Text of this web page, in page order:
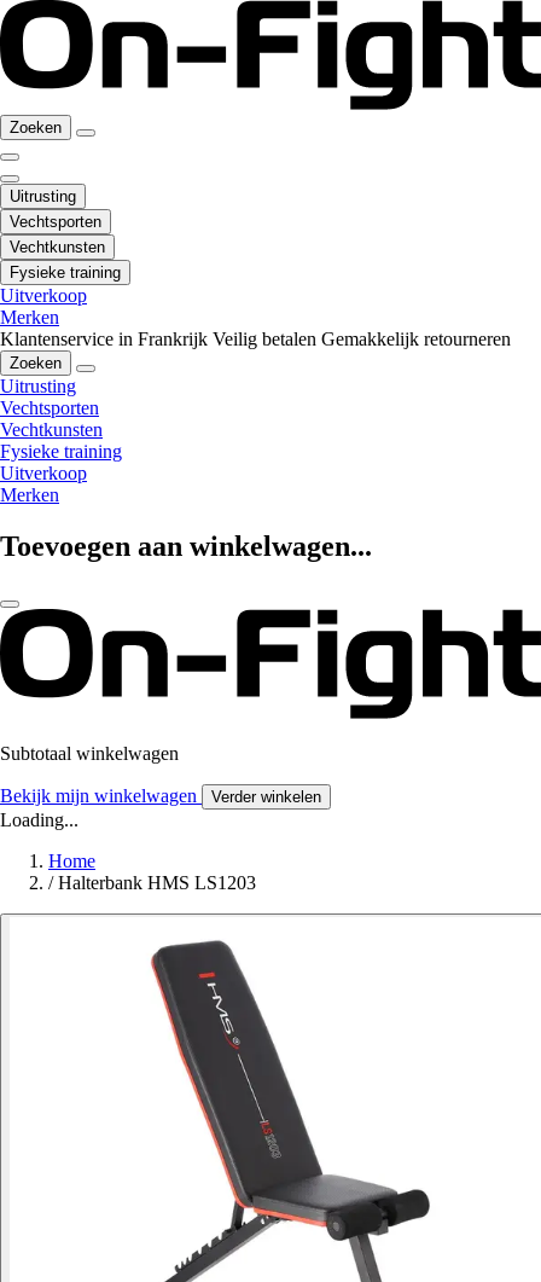
Zoeken
Uitrusting
Vechtsporten
Vechtkunsten
Fysieke training
Uitverkoop
Merken
Klantenservice in Frankrijk Veilig betalen Gemakkelijk retourneren
Zoeken
Uitrusting
Vechtsporten
Vechtkunsten
Fysieke training
Uitverkoop
Merken
Toevoegen aan winkelwagen...
Subtotaal winkelwagen
Bekijk mijn winkelwagen Verder winkelen
Loading...
Home
/ Halterbank HMS LS1203